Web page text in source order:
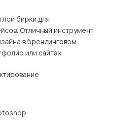
бирки для
Отличный инструмент
в брендинговом
или сайтах.